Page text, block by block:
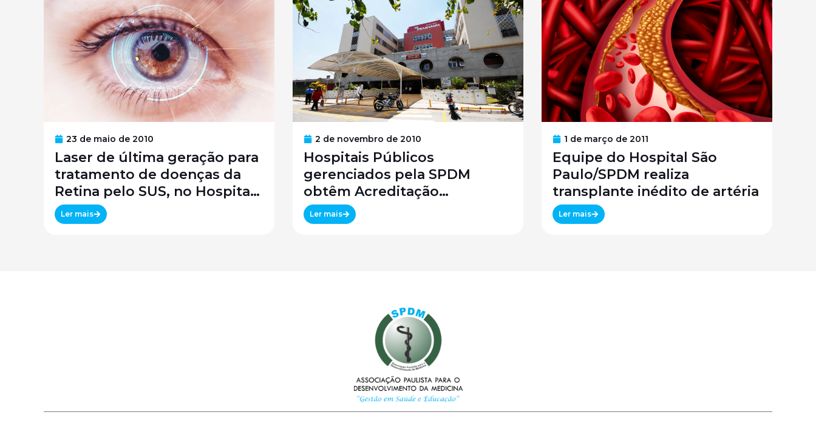
23 de maio de 2010
Laser de última geração para
tratamento de doenças da
Retina pelo SUS, no Hospital
São Paulo / SPDM / UNIFESP
Ler mais
2 de novembro de 2010
Hospitais Públicos
gerenciados pela SPDM
obtêm Acreditação
Canadense
Ler mais
1 de março de 2011
Equipe do Hospital São
Paulo/SPDM realiza
transplante inédito de artéria
Ler mais